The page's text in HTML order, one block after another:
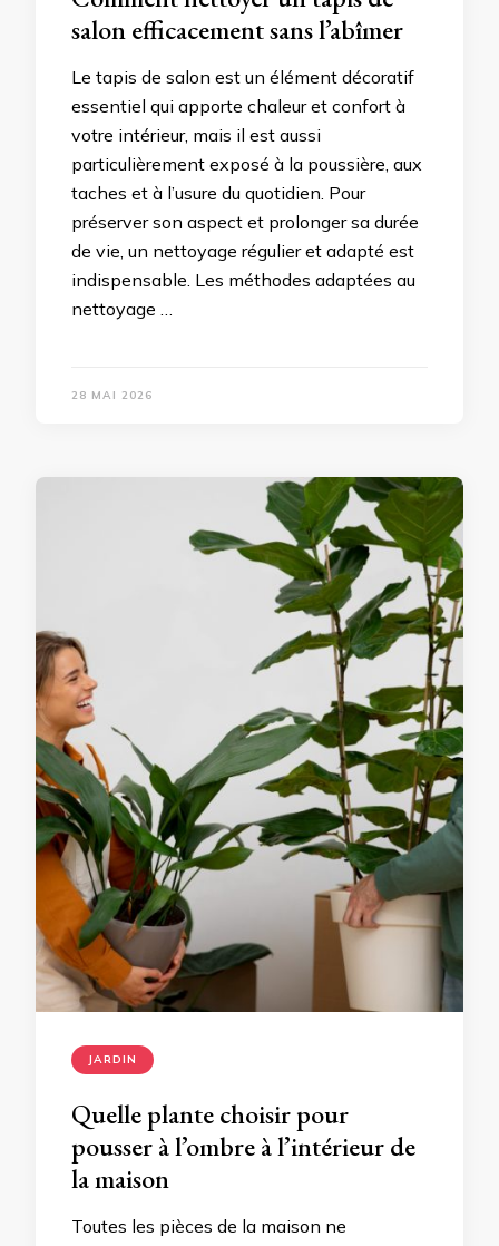
salon efficacement sans l’abîmer
Le tapis de salon est un élément décoratif
essentiel qui apporte chaleur et confort à
votre intérieur, mais il est aussi
particulièrement exposé à la poussière, aux
taches et à l’usure du quotidien. Pour
préserver son aspect et prolonger sa durée
de vie, un nettoyage régulier et adapté est
indispensable. Les méthodes adaptées au
nettoyage …
28 MAI 2026
JARDIN
Quelle plante choisir pour
pousser à l’ombre à l’intérieur de
la maison
Toutes les pièces de la maison ne